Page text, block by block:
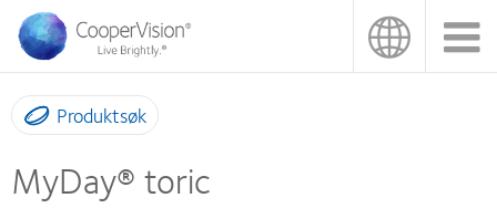
Hopp
hovedinnhold
Produktsøk
MyDay® toric